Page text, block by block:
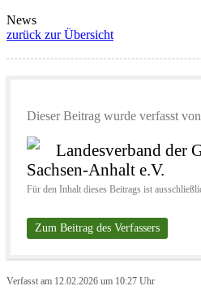
News
zurück zur Übersicht
Dieser Beitrag wurde verfasst
Landesverband der
Sachsen-Anhalt e.V.
Für den Inhalt dieses Beitrags ist
Zum Beitrag des Verfassers
Verfasst am 12.02.2026 um 10:27 Uhr